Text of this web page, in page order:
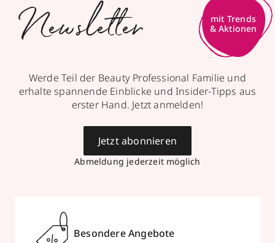
Newsletter
mit Trends
& Aktionen
Werde Teil der Beauty Professional Familie und
erhalte spannende Einblicke und Insider-Tipps aus
erster Hand. Jetzt anmelden!
Abmeldung jederzeit möglich
Jetzt abonnieren
Besondere Angebote